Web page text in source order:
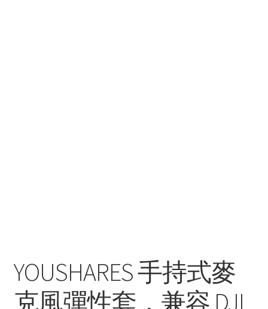
YOUSHARES 手持式麥
克風彈性套，兼容 DJI